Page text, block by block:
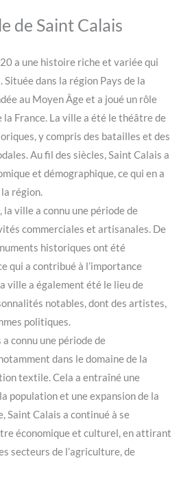
de Saint Calais
a une histoire riche et variée qui
dans la région Pays de la
au Moyen Âge et a joué un rôle
France. La ville a été le théâtre de
y compris des batailles et des
Au fil des siècles, Saint Calais a
et démographique, ce qui en a
région.
la ville a connu une période de
commerciales et artisanales. De
historiques ont été
qui a contribué à l’importance
ville a également été le lieu de
notables, dont des artistes,
politiques.
connu une période de
dans le domaine de la
textile. Cela a entraîné une
population et une expansion de la
Saint Calais a continué à se
économique et culturel, en attirant
secteurs de l’agriculture, de